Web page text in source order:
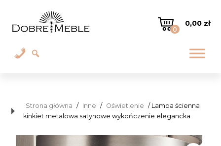
0
0,00 zł
Strona główna / Inne / Oświetlenie / Lampa ścienna
kinkiet metalowa satynowe wykończenie elegancka